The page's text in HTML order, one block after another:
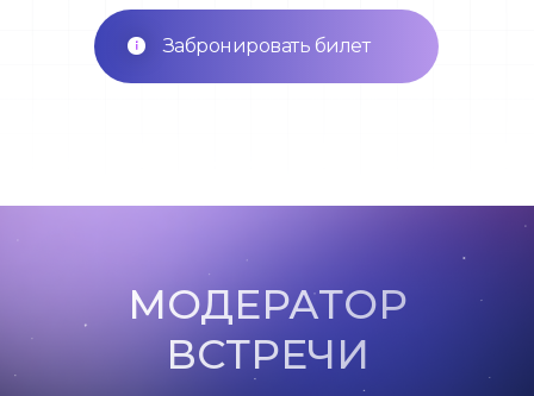
Забронировать билет
МОДЕРАТОР
ВСТРЕЧИ